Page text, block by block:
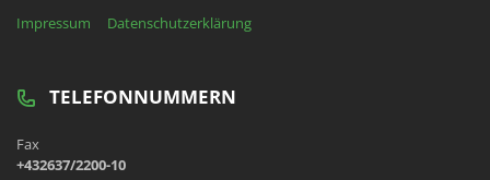
Impressum
Datenschutzerklärung
TELEFONNUMMERN
Fax
+432637/2200-10